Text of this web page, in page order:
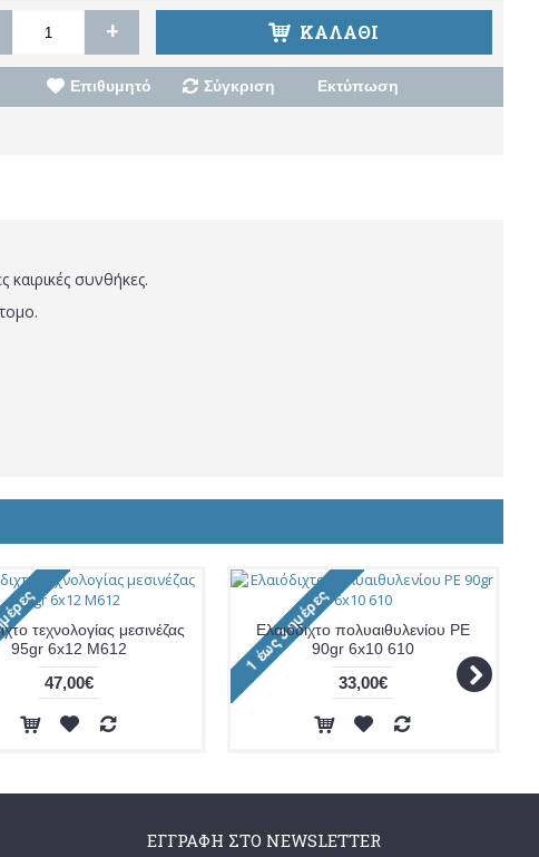
+ ΚΑΛΆΘΙ
Επιθυμητό Σύγκριση Εκτύπωση
καιρικές συνθήκες.
τεχνολογίας μεσινέζας
95gr 6x12 M612
47,00€
Ελαιόδιχτο πολυαιθυλενίου PE
90gr 6x10 610
33,00€
ΕΓΓΡΑΦΉ ΣΤΟ NEWSLETTER